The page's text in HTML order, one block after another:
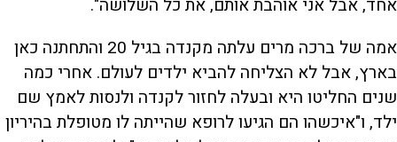
אחד, אבל אני אוהבת אותם, את כל השלושה".
אמה של ברכה מרים עלתה מקנדה בגיל 20 והתחתנה כאן
בארץ, אבל לא הצליחה להביא ילדים לעולם. אחרי כמה
שנים החליטו היא ובעלה לחזור לקנדה ולנסות לאמץ שם
ילד, ו"איכשהו הם הגיעו לרופא שהייתה לו מטופלת בהיריון